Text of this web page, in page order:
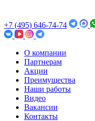
+7 (495) 646-74-74
О компании
Партнерам
Акции
Преимущества
Наши работы
Видео
Вакансии
Контакты